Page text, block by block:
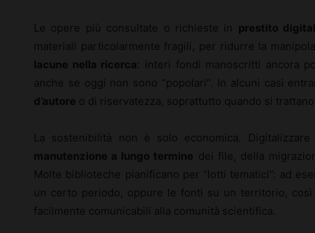
Le opere più consultate o richieste in prestito
materiali particolarmente fragili, per ridurre la
lacune nella ricerca
: interi fondi manoscritti ancora
anche se oggi non sono “popolari”. In alcuni casi
d’autore o di riservatezza, soprattutto quando si
La sostenibilità non è solo economica.
manutenzione a lungo termine dei file, della
Molte biblioteche pianificano per “lotti tematici”: ad
un certo periodo, oppure le fonti su un territorio,
facilmente comunicabili alla comunità scientifica.